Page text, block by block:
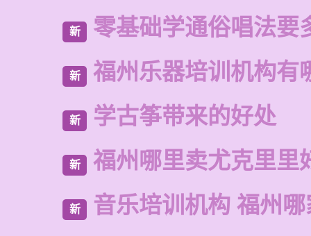
新 零基础学通俗唱法要
新 福州乐器培训机构有
新 学古筝带来的好处
新 福州哪里卖尤克里里
新 音乐培训机构 福州